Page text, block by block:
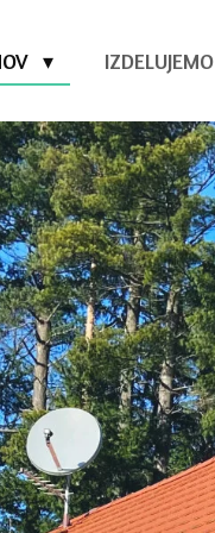
IZDELUJEMO